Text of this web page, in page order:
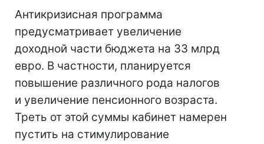
Антикризисная программа
предусматривает увеличение
доходной части бюджета на 33 млрд
евро. В частности, планируется
повышение различного рода налогов
и увеличение пенсионного возраста.
Треть от этой суммы кабинет намерен
пустить на стимулирование